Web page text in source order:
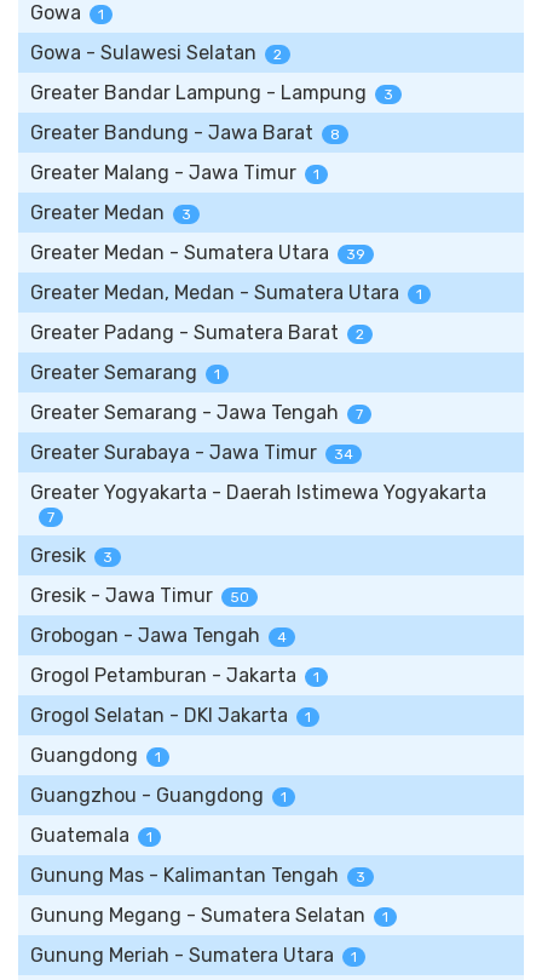
Gowa 1
Gowa - Sulawesi Selatan 2
Greater Bandar Lampung - Lampung 3
Greater Bandung - Jawa Barat 8
Greater Malang - Jawa Timur 1
Greater Medan 3
Greater Medan - Sumatera Utara 39
Greater Medan, Medan - Sumatera Utara 1
Greater Padang - Sumatera Barat 2
Greater Semarang 1
Greater Semarang - Jawa Tengah 7
Greater Surabaya - Jawa Timur 34
Greater Yogyakarta - Daerah Istimewa Yogyakarta
7
Gresik 3
Gresik - Jawa Timur 50
Grobogan - Jawa Tengah 4
Grogol Petamburan - Jakarta 1
Grogol Selatan - DKI Jakarta 1
Guangdong 1
Guangzhou - Guangdong 1
Guatemala 1
Gunung Mas - Kalimantan Tengah 3
Gunung Megang - Sumatera Selatan 1
Gunung Meriah - Sumatera Utara 1